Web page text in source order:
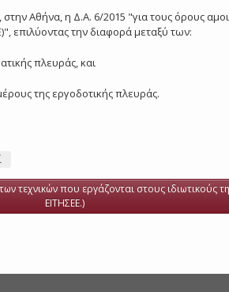
Αθήνα, η Δ.Α. 6/2015 "για τους όρους
επιλύοντας την διαφορά μεταξύ των:
πλευράς, και
της εργοδοτικής πλευράς.
που εργάζονται στους ιδιωτικούς
ΕΙΤΗΣΕΕ.)